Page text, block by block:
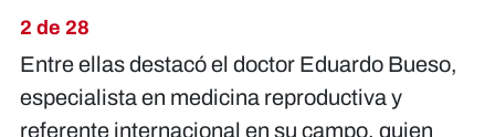
2 de 28
Entre ellas destacó el doctor Eduardo Bueso,
especialista en medicina reproductiva y
referente internacional en su campo, quien